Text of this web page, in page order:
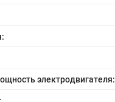
электродвигателя: